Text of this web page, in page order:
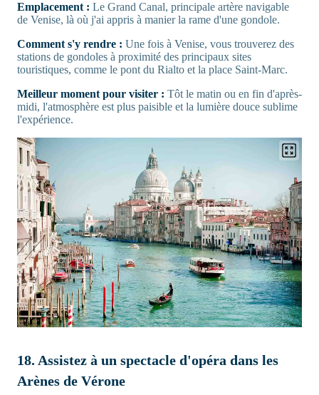
Emplacement : Le Grand Canal, principale artère navigable
de Venise, là où j'ai appris à manier la rame d'une gondole.
Comment s'y rendre : Une fois à Venise, vous trouverez des
stations de gondoles à proximité des principaux sites
touristiques, comme le pont du Rialto et la place Saint-Marc.
Meilleur moment pour visiter : Tôt le matin ou en fin d'après-
midi, l'atmosphère est plus paisible et la lumière douce sublime
l'expérience.
18. Assistez à un spectacle d'opéra dans les
Arènes de Vérone